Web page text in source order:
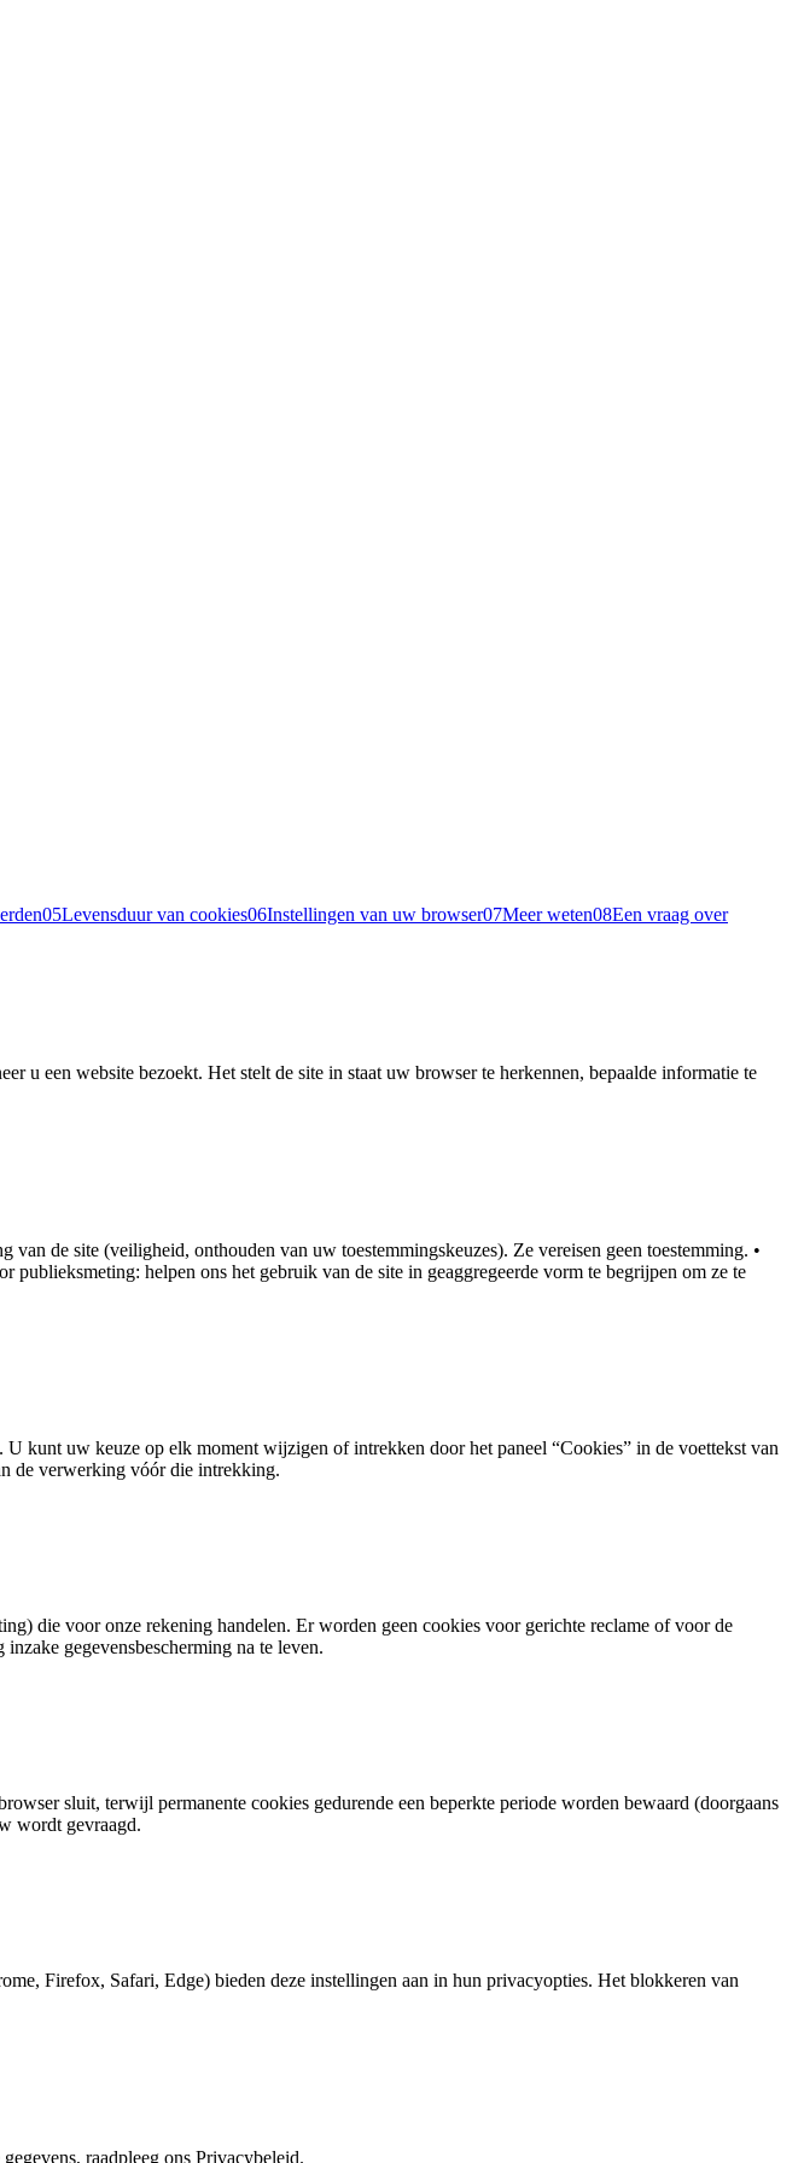
05Levensduur van cookies06Instellingen van uw browser07Meer weten08Een vraag over
u een website bezoekt. Het stelt de site in staat uw browser te herkennen, bepaalde informatie te
de site (veiligheid, onthouden van uw toestemmingskeuzes). Ze vereisen geen toestemming. •
helpen ons het gebruik van de site in geaggregeerde vorm te begrijpen om ze te
kunt uw keuze op elk moment wijzigen of intrekken door het paneel “Cookies” in de voettekst van
de verwerking vóór die intrekking.
die voor onze rekening handelen. Er worden geen cookies voor gerichte reclame of voor de
gegevensbescherming na te leven.
sluit, terwijl permanente cookies gedurende een beperkte periode worden bewaard (doorgaans
wordt gevraagd.
Firefox, Safari, Edge) bieden deze instellingen aan in hun privacyopties. Het blokkeren van
raadpleeg ons Privacybeleid.